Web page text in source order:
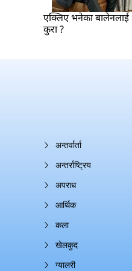
एक्लिए भनेका
कुरा ?
अन्तर्वार्ता
अन्तर्राष्ट्रिय
अपराध
आर्थिक
कला
खेलकुद
ग्यालरी